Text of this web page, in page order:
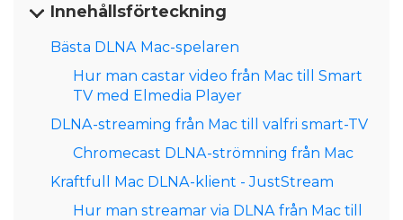
Innehållsförteckning
Bästa DLNA Mac-spelaren
Hur man castar video från Mac till Smart
TV med Elmedia Player
DLNA-streaming från Mac till valfri smart-TV
Chromecast DLNA-strömning från Mac
Kraftfull Mac DLNA-klient - JustStream
Hur man streamar via DLNA från Mac till